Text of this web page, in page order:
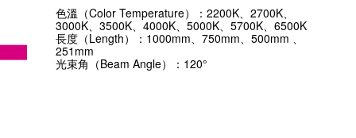
色溫（Color Temperature）：2200K、2700K、
3000K、3500K、4000K、5000K、5700K、6500K
長度（Length）：1000mm、750mm、500mm 、
251mm
光束角（Beam Angle）：120°